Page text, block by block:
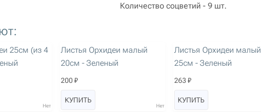
Количество соцветий - 9 шт.
25см (из 4
Нет
Листья Орхидеи малый
20см - Зеленый
200 ₽
КУПИТЬ
Нет
Листья Орхидеи малый
25см - Зеленый
263 ₽
КУПИТЬ